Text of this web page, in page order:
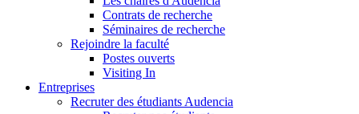
Contrats de recherche
Séminaires de recherche
Rejoindre la faculté
Postes ouverts
Visiting In
Entreprises
Recruter des étudiants Audencia